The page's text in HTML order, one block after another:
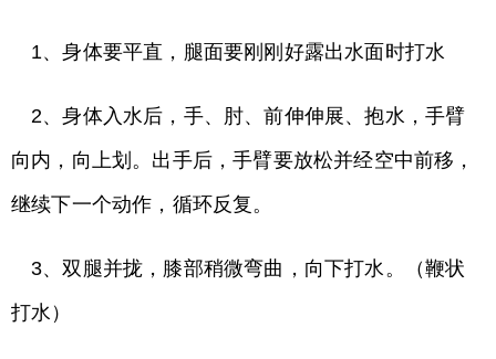
1、身体要平直，腿面要刚刚好露出水面时打水
2、身体入水后，手、肘、前伸伸展、抱水，手臂
向内，向上划。出手后，手臂要放松并经空中前移，
继续下一个动作，循环反复。
3、双腿并拢，膝部稍微弯曲，向下打水。（鞭状
打水）